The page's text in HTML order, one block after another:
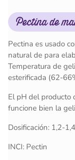
Pectina de
Pectina es usado
natural de para
Temperatura de
esterificada (62-
El pH del producto
funcione bien la
Dosificación: 1,2-
INCI: Pectin